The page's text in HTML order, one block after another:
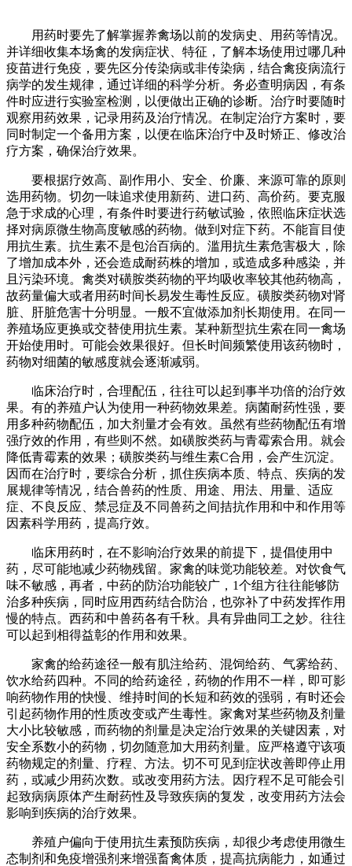
用药时要先了解掌握养禽场以前的发病史、用药等情况。
并详细收集本场禽的发病症状、特征，了解本场使用过哪几种
疫苗进行免疫，要先区分传染病或非传染病，结合禽疫病流行
病学的发生规律，通过详细的科学分析。务必查明病因，有条
件时应进行实验室检测，以便做出正确的诊断。治疗时要随时
观察用药效果，记录用药及治疗情况。在制定治疗方案时，要
同时制定一个备用方案，以便在临床治疗中及时矫正、修改治
疗方案，确保治疗效果。
要根据疗效高、副作用小、安全、价廉、来源可靠的原则
选用药物。切勿一味追求使用新药、进口药、高价药。要克服
急于求成的心理，有条件时要进行药敏试验，依照临床症状选
择对病原微生物高度敏感的药物。做到对症下药。不能盲目使
用抗生素。抗生素不是包治百病的。滥用抗生素危害极大，除
了增加成本外，还会造成耐药株的增加，或造成多种感染，并
且污染环境。禽类对磺胺类药物的平均吸收率较其他药物高，
故药量偏大或者用药时间长易发生毒性反应。磺胺类药物对肾
脏、肝脏危害十分明显。一般不宜做添加剂长期使用。在同一
养殖场应更换或交替使用抗生素。某种新型抗生索在同一禽场
开始使用时。可能会效果很好。但长时间频繁使用该药物时，
药物对细菌的敏感度就会逐渐减弱。
临床治疗时，合理配伍，往往可以起到事半功倍的治疗效
果。有的养殖户认为使用一种药物效果差。病菌耐药性强，要
用多种药物配伍，加大剂量才会有效。虽然有些药物配伍有增
强疗效的作用，有些则不然。如磺胺类药与青霉索合用。就会
降低青霉素的效果；磺胺类药与维生素C合用，会产生沉淀。
因而在治疗时，要综合分析，抓住疾病本质、特点、疾病的发
展规律等情况，结合兽药的性质、用途、用法、用量、适应
症、不良反应、禁忌症及不同兽药之间拮抗作用和中和作用等
因素科学用药，提高疗效。
临床用药时，在不影响治疗效果的前提下，提倡使用中
药，尽可能地减少药物残留。家禽的味觉功能较差。对饮食气
味不敏感，再者，中药的防治功能较广，1个组方往往能够防
治多种疾病，同时应用西药结合防治，也弥补了中药发挥作用
慢的特点。西药和中兽药各有千秋。具有异曲同工之妙。往往
可以起到相得益彰的作用和效果。
家禽的给药途径一般有肌注给药、混饲给药、气雾给药、
饮水给药四种。不同的给药途径，药物的作用不一样，即可影
响药物作用的快慢、维持时间的长短和药效的强弱，有时还会
引起药物作用的性质改变或产生毒性。家禽对某些药物及剂量
大小比较敏感，而药物的剂量是决定治疔效果的关键因素，对
安全系数小的药物，切勿随意加大用药剂量。应严格遵守该项
药物规定的剂量、疗程、方法。切不可见到症状改善即停止用
药，或减少用药次数。或改变用药方法。因疗程不足可能会引
起致病病原体产生耐药性及导致疾病的复发，改变用药方法会
影响到疾病的治疗效果。
养殖户偏向于使用抗生素预防疾病，却很少考虑使用微生
态制剂和免疫增强剂来增强畜禽体质，提高抗病能力，如通过